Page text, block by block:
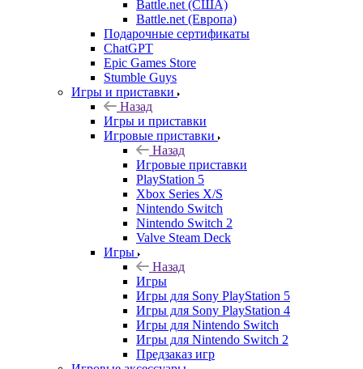
Battle.net (США)
Battle.net (Европа)
Подарочные сертификаты
ChatGPT
Epic Games Store
Stumble Guys
Игры и приставки
Назад
Игры и приставки
Игровые приставки
Назад
Игровые приставки
PlayStation 5
Xbox Series X/S
Nintendo Switch
Nintendo Switch 2
Valve Steam Deck
Игры
Назад
Игры
Игры для Sony PlayStation 5
Игры для Sony PlayStation 4
Игры для Nintendo Switch
Игры для Nintendo Switch 2
Предзаказ игр